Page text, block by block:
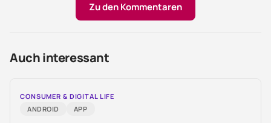
Zu den Kommentaren
Auch interessant
CONSUMER & DIGITAL LIFE
ANDROID
APP